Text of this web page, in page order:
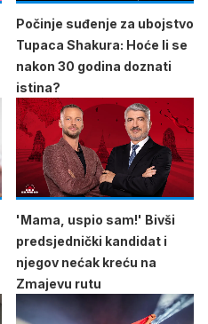
Počinje suđenje za ubojstvo
Tupaca Shakura: Hoće li se
nakon 30 godina doznati
istina?
'Mama, uspio sam!' Bivši
predsjednički kandidat i
njegov nećak kreću na
Zmajevu rutu